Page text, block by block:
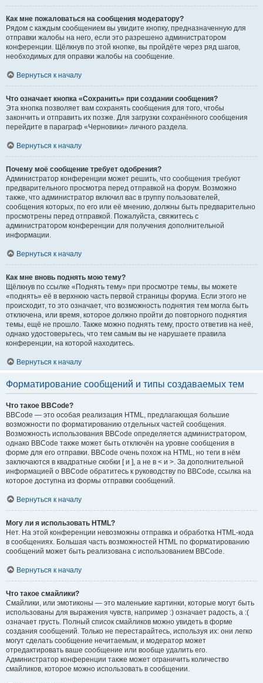
Как мне пожаловаться на сообщения модератору?
Рядом с каждым сообщением вы увидите кнопку, предназначенную для
отправки жалобы на него, если это разрешено администратором
конференции. Щёлкнув по этой кнопке, вы пройдёте через ряд шагов,
необходимых для оправки жалобы на сообщение.
Вернуться к началу
Что означает кнопка «Сохранить» при создании сообщения?
Эта кнопка позволяет вам сохранять сообщения для того, чтобы
закончить и отправить их позже. Для загрузки сохранённого сообщения
перейдите в параграф «Черновики» личного раздела.
Вернуться к началу
Почему моё сообщение требует одобрения?
Администратор конференции может решить, что сообщения требуют
предварительного просмотра перед отправкой на форум. Возможно
также, что администратор включил вас в группу пользователей,
сообщения которых, по его или её мнению, должны быть предварительно
просмотрены перед отправкой. Пожалуйста, свяжитесь с
администратором конференции для получения дополнительной
информации.
Вернуться к началу
Как мне вновь поднять мою тему?
Щёлкнув по ссылке «Поднять тему» при просмотре темы, вы можете
«поднять» её в верхнюю часть первой страницы форума. Если этого не
происходит, то это означает, что возможность поднятия тем могла быть
отключена, или время, которое должно пройти до повторного поднятия
темы, ещё не прошло. Также можно поднять тему, просто ответив на неё,
однако удостоверьтесь, что тем самым вы не нарушаете правила
конференции, на которой находитесь.
Вернуться к началу
Форматирование сообщений и типы создаваемых тем
Что такое BBCode?
BBCode — это особая реализация HTML, предлагающая большие
возможности по форматированию отдельных частей сообщения.
Возможность использования BBCode определяется администратором,
однако BBCode также может быть отключён на уровне сообщения в
форме для его отправки. BBCode очень похож на HTML, но теги в нём
заключаются в квадратные скобки [ и ], а не в < и >. За дополнительной
информацией о BBCode обратитесь к руководству по BBCode, ссылка на
которое доступна из формы отправки сообщений.
Вернуться к началу
Могу ли я использовать HTML?
Нет. На этой конференции невозможны отправка и обработка HTML-кода
в сообщениях. Большая часть возможностей HTML по форматированию
сообщений может быть реализована с использованием BBCode.
Вернуться к началу
Что такое смайлики?
Смайлики, или эмотиконы — это маленькие картинки, которые могут быть
использованы для выражения чувств, например :) означает радость, а :(
означает грусть. Полный список смайликов можно увидеть в форме
создания сообщений. Только не перестарайтесь, используя их: они легко
могут сделать сообщение нечитаемым, и модератор может
отредактировать ваше сообщение или вообще удалить его.
Администратор конференции также может ограничить количество
смайликов, которое можно использовать в сообщении.